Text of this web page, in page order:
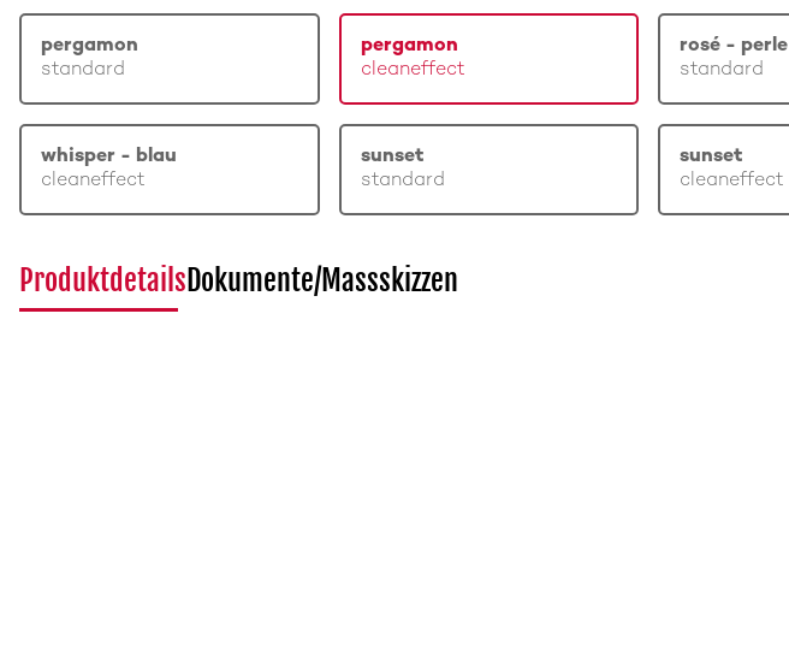
pergamon
standard
pergamon
cleaneffect
rosé - perle
standard
whisper - blau
cleaneffect
sunset
standard
sunset
cleaneffect
ProduktdetailsDokumente/Massskizzen